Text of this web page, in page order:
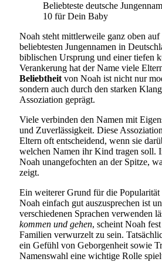
Beliebteste deutsche
10 für Dein Baby
Noah steht mittlerweile ganz oben
beliebtesten Jungennamen in
biblischen Ursprung und einer tiefen
Verankerung hat der Name viele
Beliebtheitvon Noah ist nicht nur
sondern auch durch den starken
Assoziation geprägt.
Viele verbinden den Namen mit
und Zuverlässigkeit. Diese
Eltern oft entscheidend, wenn sie
welchen Namen ihr Kind tragen soll.
Noah unangefochten an der Spitze,
zeigt.
Ein weiterer Grund für die Popularität
Noah einfach gut auszusprechen ist
verschiedenen Sprachen verwenden
kommen und gehen, scheint Noah
Familien verwurzelt zu sein.
ein Gefühl von Geborgenheit sowie
Namenswahl eine wichtige Rolle